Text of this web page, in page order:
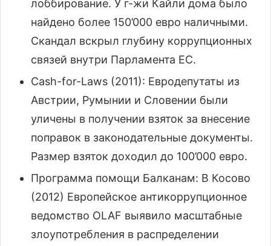
лоббирование. У г-жи Кайли дома было
найдено более 150’000 евро наличными.
Скандал вскрыл глубину коррупционных
связей внутри Парламента ЕС.
Cash-for-Laws (2011): Евродепутаты из
Австрии, Румынии и Словении были
уличены в получении взяток за внесение
поправок в законодательные документы.
Размер взяток доходил до 100’000 евро.
Программа помощи Балканам: В Косово
(2012) Европейское антикоррупционное
ведомство OLAF выявило масштабные
злоупотребления в распределении